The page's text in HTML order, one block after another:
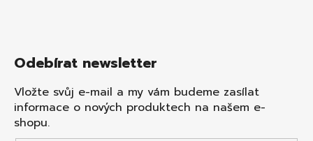
Odebírat newsletter
Vložte svůj e-mail a my vám budeme zasílat
informace o nových produktech na našem e-
shopu.